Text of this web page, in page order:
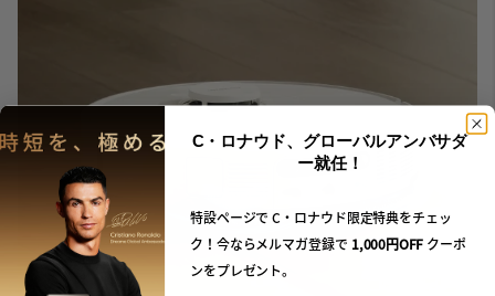
C・ロナウド、グローバルアンバサダ
ー就任！
特設ページで C・ロナウド限定特典をチェッ
ク！今ならメルマガ登録で 1,000円OFF クーポ
ンをプレゼント。